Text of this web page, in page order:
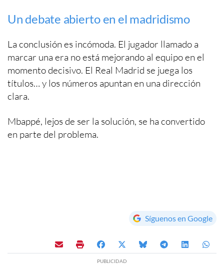
Un debate abierto en el madridismo
La conclusión es incómoda. El jugador llamado a
marcar una era no está mejorando al equipo en el
momento decisivo. El Real Madrid se juega los
títulos… y los números apuntan en una dirección
clara.
Mbappé, lejos de ser la solución, se ha convertido
en parte del problema.
Síguenos en Google